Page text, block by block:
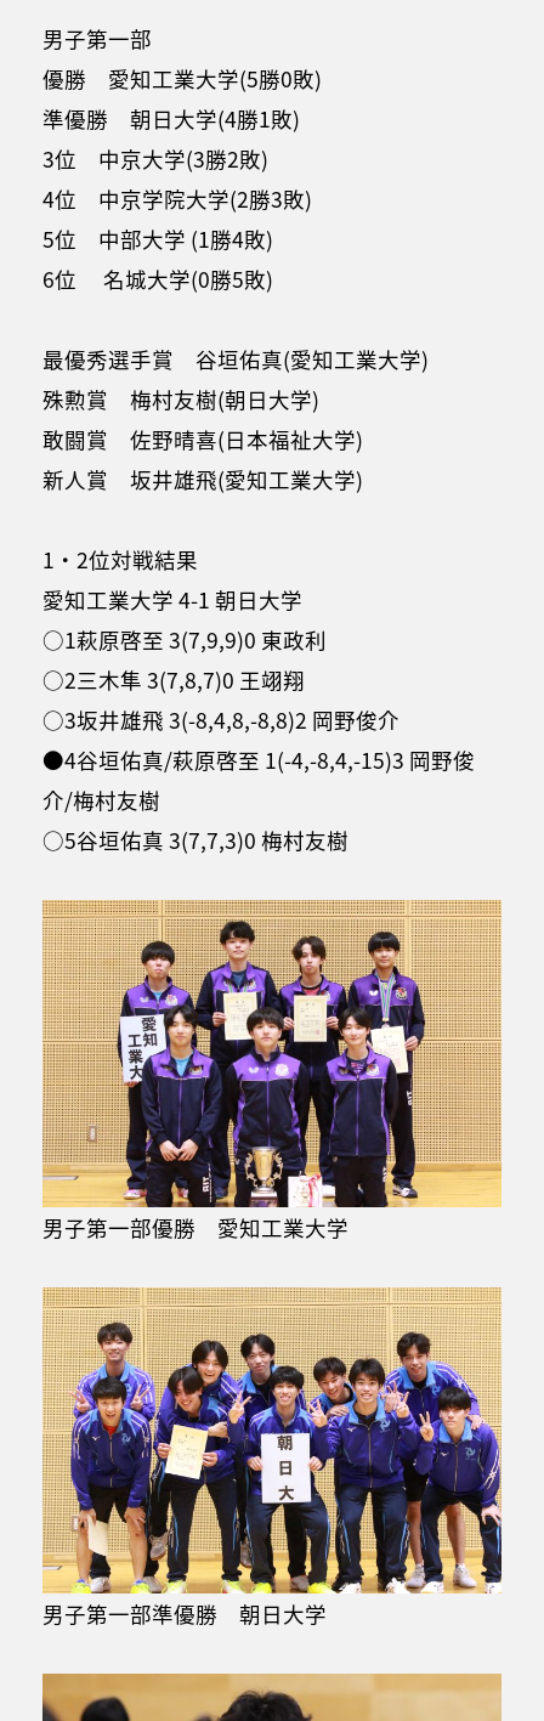
男子第一部
優勝 愛知工業大学(5勝0敗)
準優勝 朝日大学(4勝1敗)
3位 中京大学(3勝2敗)
4位 中京学院大学(2勝3敗)
5位 中部大学 (1勝4敗)
6位 名城大学(0勝5敗)
最優秀選手賞 谷垣佑真(愛知工業大学)
殊勲賞 梅村友樹(朝日大学)
敢闘賞 佐野晴喜(日本福祉大学)
新人賞 坂井雄飛(愛知工業大学)
1・2位対戦結果
愛知工業大学 4-1 朝日大学
○1萩原啓至 3(7,9,9)0 東政利
○2三木隼 3(7,8,7)0 王翊翔
○3坂井雄飛 3(-8,4,8,-8,8)2 岡野俊介
●4谷垣佑真/萩原啓至 1(-4,-8,4,-15)3 岡野俊
介/梅村友樹
○5谷垣佑真 3(7,7,3)0 梅村友樹
男子第一部優勝 愛知工業大学
男子第一部準優勝 朝日大学